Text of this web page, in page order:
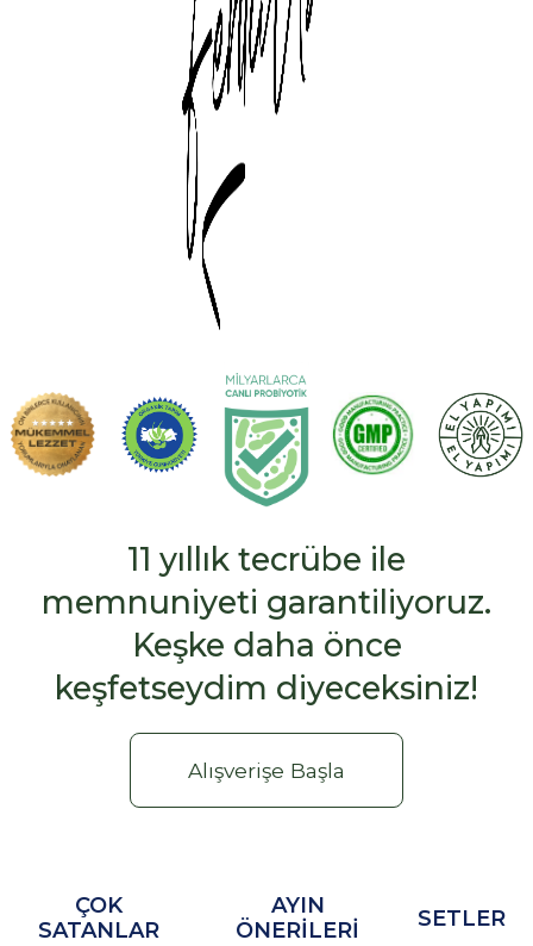
11 yıllık tecrübe ile
memnuniyeti garantiliyoruz.
Keşke daha önce
keşfetseydim diyeceksiniz!
Alışverişe Başla
ÇOK
SATANLAR
AYIN
ÖNERILERI
SETLER